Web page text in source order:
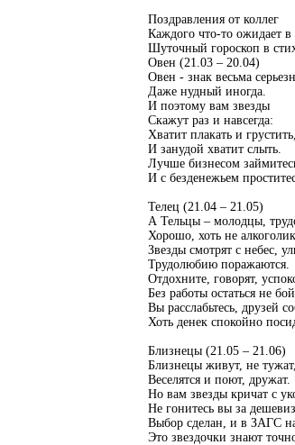
Поздравления от коллег
Каждого что-то ожидает
Шуточный гороскоп в
Овен (21.03 – 20.04)
Овен - знак весьма
Даже нудный иногда.
И поэтому вам звезды
Скажут раз и навсегда:
Хватит плакать и грустить,
И занудой хватит слыть.
Лучше бизнесом
И с безденежьем
Телец (21.04 – 21.05)
А Тельцы – молодцы,
Хорошо, хоть не
Звезды смотрят с небес,
Трудолюбию поражаются.
Отдохните, говорят,
Без работы остаться не
Вы расслабьтесь, друзей
Хоть денек спокойно
Близнецы (21.05 – 21.06)
Близнецы живут, не тужат,
Веселятся и поют, дружат.
Но вам звезды кричат с
Не гонитесь вы за
Выбор сделан, и в ЗАГС
Это звездочки знают